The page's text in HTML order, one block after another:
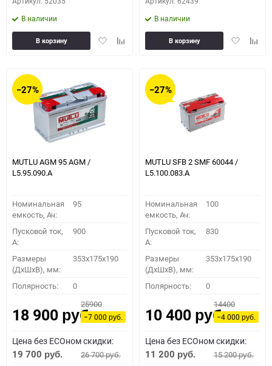
В наличии
ДобавитьДобавить
В корзину
В наличии
Добавить
В корзину
−27%
MUTLU AGM 95 AGM /
L5.95.090.A
Номинальная
емкость, Ач:
95
Пусковой ток,
A:
900
Размеры
(ДхШхВ), мм:
353x175x190
Полярность: 0
18 900 руб.
25900
−7 000руб.
Цена без ECOном скидки:
19 700 руб. 26 700руб.
−27%
MUTLU SFB 2 SMF 60044 /
L5.100.083.A
Номинальная
емкость, Ач:
100
Пусковой ток,
A:
830
Размеры
(ДхШхВ), мм:
353x175x190
Полярность: 0
10 400 руб.
14400
−4 000руб.
Цена без ECOном скидки:
11 200 руб. 15 200руб.